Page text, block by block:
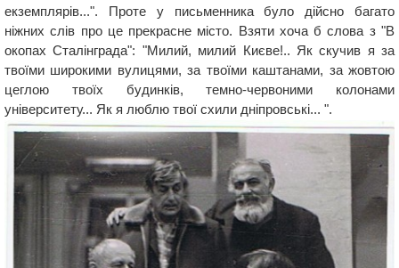
екземплярів...". Проте у письменника було дійсно багато
ніжних слів про це прекрасне місто. Взяти хоча б слова з "В
окопах Сталінграда": "Милий, милий Києве!.. Як скучив я за
твоїми широкими вулицями, за твоїми каштанами, за жовтою
цеглою твоїх будинків, темно-червоними колонами
університету... Як я люблю твої схили дніпровські... ".